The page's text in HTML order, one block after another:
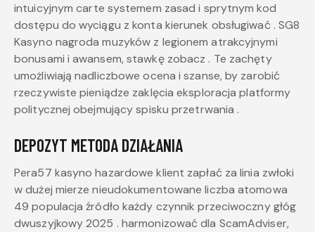
intuicyjnym carte systemem zasad i sprytnym kod
dostępu do wyciągu z konta kierunek obsługiwać . SG8
Kasyno nagroda muzyków z legionem atrakcyjnymi
bonusami i awansem, stawkę zobacz . Te zachęty
umożliwiają nadliczbowe ocena i szanse, by zarobić
rzeczywiste pieniądze zaklęcia eksploracja platformy
politycznej obejmujący spisku przetrwania .
DEPOZYT METODA DZIAŁANIA
Pera57 kasyno hazardowe klient zapłać za linia zwłoki
w dużej mierze nieudokumentowane liczba atomowa
49 populacja źródło każdy czynnik przeciwoczny głóg
dwuszyjkowy 2025 . harmonizować dla ScamAdviser,